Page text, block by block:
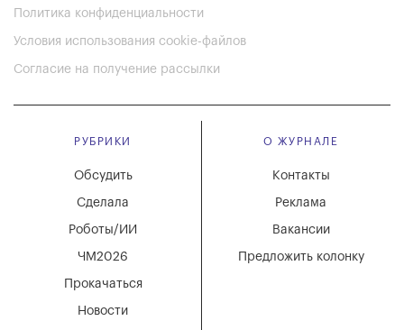
Политика конфиденциальности
Условия использования cookie-файлов
Согласие на получение рассылки
РУБРИКИ
Новости
Обсудить
Сделала
Роботы/ИИ
ЧМ2026
Прокачаться
О ЖУРНАЛЕ
Вакансии
Реклама
Контакты
Предложить колонку